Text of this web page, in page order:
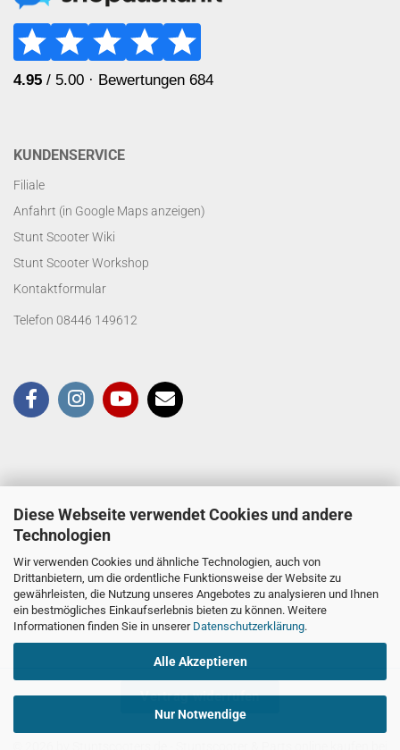
Diese Webseite verwendet Cookies und andere
Technologien
Wir verwenden Cookies und ähnliche Technologien, auch von
Drittanbietern, um die ordentliche Funktionsweise der Website zu
gewährleisten, die Nutzung unseres Angebotes zu analysieren und Ihnen
ein bestmögliches Einkaufserlebnis bieten zu können. Weitere
Informationen finden Sie in unserer Datenschutzerklärung.
Alle Akzeptieren
Nur Notwendige
KUNDENSERVICE
Filiale
Anfahrt (in Google Maps anzeigen)
Stunt Scooter Wiki
Stunt Scooter Workshop
Kontaktformular
Telefon 08446 149612
Vertrag widerrufen